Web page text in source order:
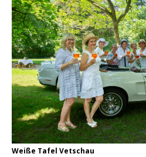
Weiße Tafel Vetschau